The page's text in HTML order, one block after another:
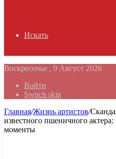
Искать
Воскресенье , 9 Август 2026
Войти
Switch skin
Главная/Жизнь артистов/
известного пшеничного
моменты